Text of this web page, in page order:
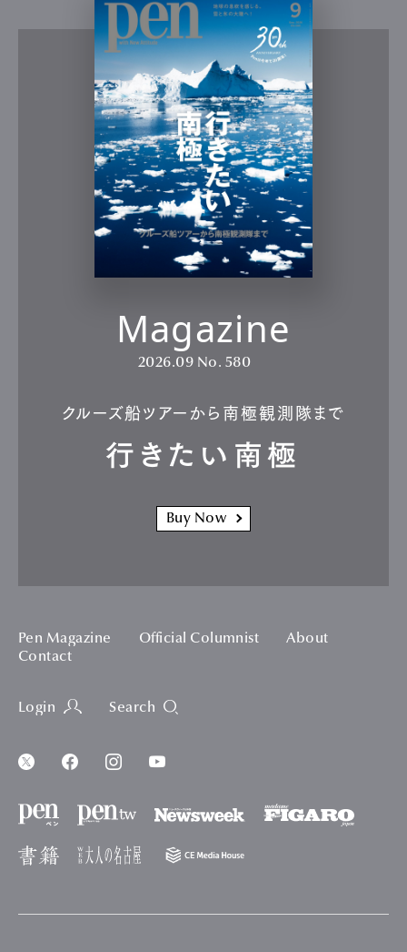
Magazine
2026.09 No. 580
クルーズ船ツアーから南極観測隊まで
行きたい南極
Buy Now
Pen Magazine Official Columnist
About
Contact
Login Search